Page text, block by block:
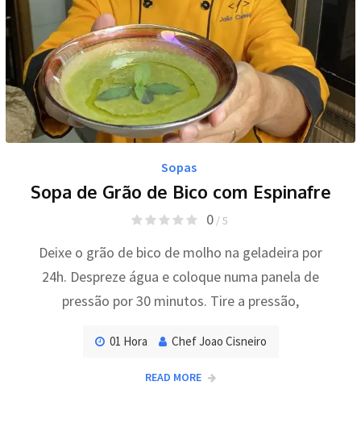
Sopas
Sopa de Grão de Bico com Espinafre
0/ 5
Deixe o grão de bico de molho na geladeira por
24h. Despreze água e coloque numa panela de
pressão por 30 minutos. Tire a pressão,
01 Hora Chef Joao Cisneiro
READ MORE